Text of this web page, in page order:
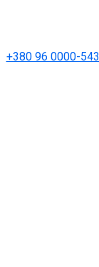
+380 96 0000-543